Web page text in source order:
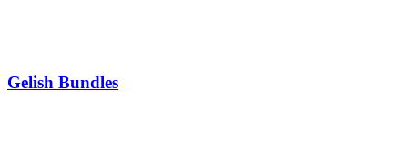
Gelish Bundles